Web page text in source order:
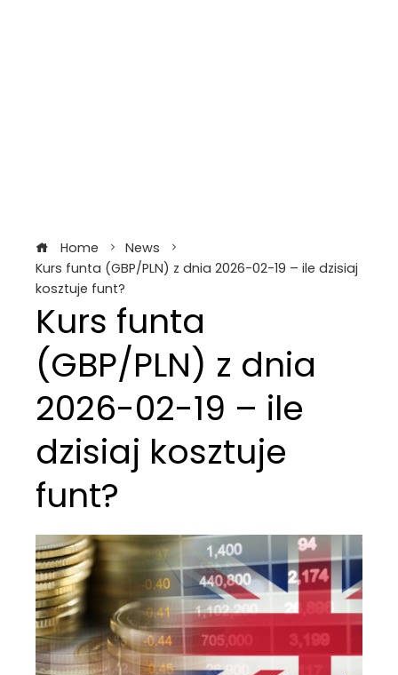
Home
News
Kurs funta (GBP/PLN) z dnia 2026-02-19 – ile dzisiaj
kosztuje funt?
Kurs funta
(GBP/PLN) z dnia
2026-02-19 – ile
dzisiaj kosztuje
funt?